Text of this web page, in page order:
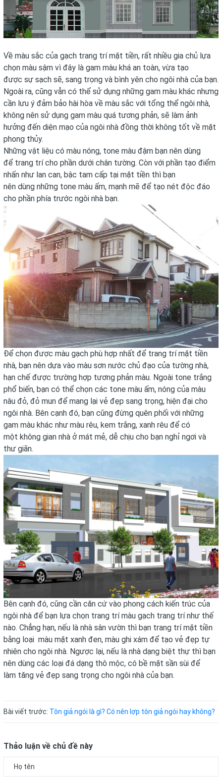
Về màu sắc của gạch trang trí mặt tiền, rất nhiều gia chủ lựa
chọn màu sậm vì đây là gam màu khá an toàn, vừa tạo
được sự sạch sẽ, sang trọng và bình yên cho ngôi nhà của bạn.
Ngoài ra, cũng vẫn có thể sử dụng những gam màu khác nhưng
cần lưu ý đảm bảo hài hòa về màu sắc với tổng thể ngôi nhà,
không nên sử dụng gam màu quá tương phản, sẽ làm ảnh
hưởng đến diện mạo của ngôi nhà đồng thời không tốt về mặt
phong thủy.
Những vật liệu có màu nóng, tone màu đậm bạn nên dùng
để trang trí cho phần dưới chân tường. Còn với phần tạo điểm
nhấn như lan can, bậc tam cấp tại mặt tiền thì bạn
nên dùng những tone màu ấm, mạnh mẽ để tạo nét độc đáo
cho phần phía trước ngôi nhà bạn.
Để chọn được màu gạch phù hợp nhất để trang trí mặt tiền
nhà, bạn nên dựa vào màu sơn nước chủ đạo của tường nhà,
hạn chế được trường hợp tương phản màu. Ngoài tone trắng
phổ biến, bạn có thể chọn các tone màu ấm, nóng của màu
nâu đỏ, đỏ mun để mang lại vẻ đẹp sang trọng, hiện đại cho
ngôi nhà. Bên cạnh đó, bạn cũng đừng quên phối với những
gam màu khác như màu rêu, kem trắng, xanh rêu để có
một không gian nhà ở mát mẻ, dễ chịu cho bạn nghỉ ngơi và
thư giãn.
Bên cạnh đó, cũng cần căn cứ vào phong cách kiến trúc của
ngôi nhà để bạn lựa chọn trang trí màu gạch trang trí như thế
nào. Chẳng hạn, nếu là nhà sân vườn thì bạn trang trí mặt tiền
bằng loại màu mặt xanh đen, màu ghi xám để tạo vẻ đẹp tự
nhiên cho ngôi nhà. Ngược lại, nếu là nhà dạng biệt thự thì bạn
nên dùng các loại đá dạng thô mộc, có bề mặt sần sùi để
làm tăng vẻ đẹp sang trọng cho ngôi nhà của bạn.
Bài viết trước: Tôn giả ngói là gì? Có nên lợp tôn giả ngói hay không?
Thảo luận về chủ đề này